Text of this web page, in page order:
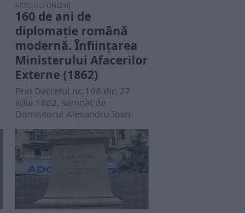
ARTICOLE ONLINE
160 de ani de
diplomație română
modernă. Înființarea
Ministerului Afacerilor
Externe (1862)
Prin Decretul nr. 168 din 27
iulie 1862, semnat de
Domnitorul Alexandru Ioan
Cuza, se prevedea...